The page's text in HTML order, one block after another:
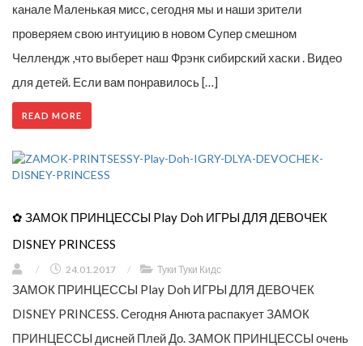
канале Маленькая мисс, сегодня мы и наши зрители
проверяем свою интуицию в новом Супер смешном
Челлендж ,что выберет наш Фрэнк сибирский хаски . Видео
для детей. Если вам понравилось […]
READ MORE
✿ ЗАМОК ПРИНЦЕССЫ Play Doh ИГРЫ ДЛЯ ДЕВОЧЕК
DISNEY PRINCESS
/ 24.01.2017 / Туки Туки Кидс
ЗАМОК ПРИНЦЕССЫ Play Doh ИГРЫ ДЛЯ ДЕВОЧЕК
DISNEY PRINCESS. Сегодня Анюта распакует ЗАМОК
ПРИНЦЕССЫ дисней Плей До. ЗАМОК ПРИНЦЕССЫ очень